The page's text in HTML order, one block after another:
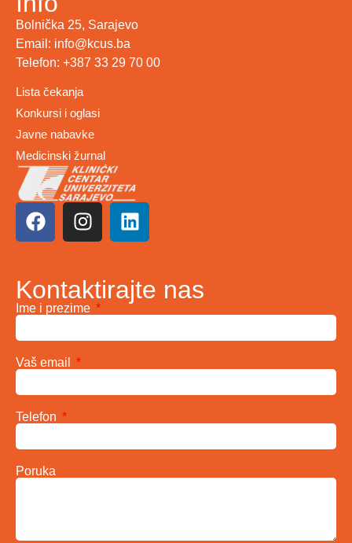
Bolnička 25, Sarajevo
Email: info@kcus.ba
Telefon: +387 33 29 70 00
Lista čekanja
Konkursi i oglasi
Javne nabavke
Medicinski žurnal
Kontaktirajte nas
Ime i prezime
Vaš email
Telefon
Poruka